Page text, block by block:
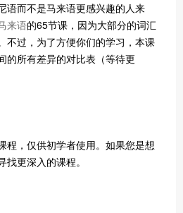
语而不是马来语更感兴趣的人来
来语的65节课，因为大部分的词汇
不过，为了方便你们的学习，本课
的所有差异的对比表（等待更
程，仅供初学者使用。如果您是想
更深入的课程。